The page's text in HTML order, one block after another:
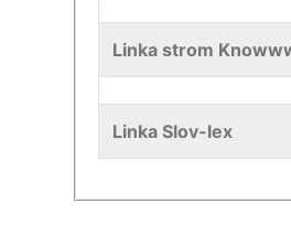
Linka strom
Linka Slov-lex